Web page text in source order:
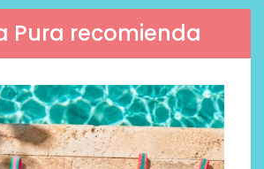
Pura recomienda